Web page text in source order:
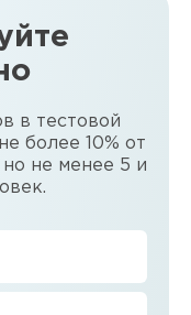
в тестовой
более 10% от
не менее 5 и